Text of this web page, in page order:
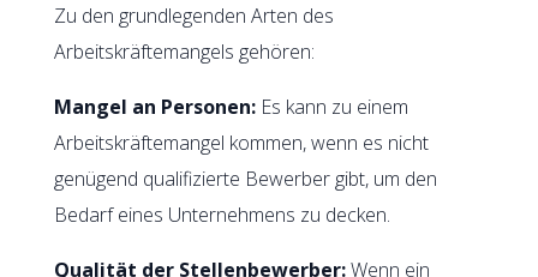
Zu den grundlegenden Arten des
Arbeitskräftemangels gehören:
Mangel an Personen:Es kann zu einem
Arbeitskräftemangel kommen, wenn es nicht
genügend qualifizierte Bewerber gibt, um den
Bedarf eines Unternehmens zu decken.
Qualität der Stellenbewerber:Wenn ein